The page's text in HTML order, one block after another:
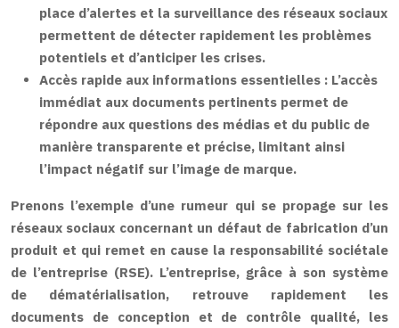
place d’alertes et la surveillance des réseaux sociaux
permettent de détecter rapidement les problèmes
potentiels et d’anticiper les crises.
Accès rapide aux informations essentielles : L’accès
immédiat aux documents pertinents permet de
répondre aux questions des médias et du public de
manière transparente et précise, limitant ainsi
l’impact négatif sur l’image de marque.
Prenons l’exemple d’une rumeur qui se propage sur les
réseaux sociaux concernant un défaut de fabrication d’un
produit et qui remet en cause la responsabilité sociétale
de l’entreprise (RSE). L’entreprise, grâce à son système
de dématérialisation, retrouve rapidement les
documents de conception et de contrôle qualité, les